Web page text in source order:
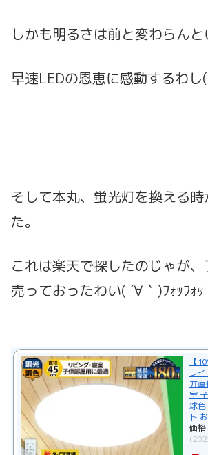
しかも明るさは前と変わらんと
早速LEDの恩恵に感動するわし(
そして本丸、蛍光灯を換える時
た。
これは楽天で探したのじゃが
売っておったわい( ´∀｀)ﾌｫｯﾌｫｯ
【
ラ
井
室
球色
ト
価